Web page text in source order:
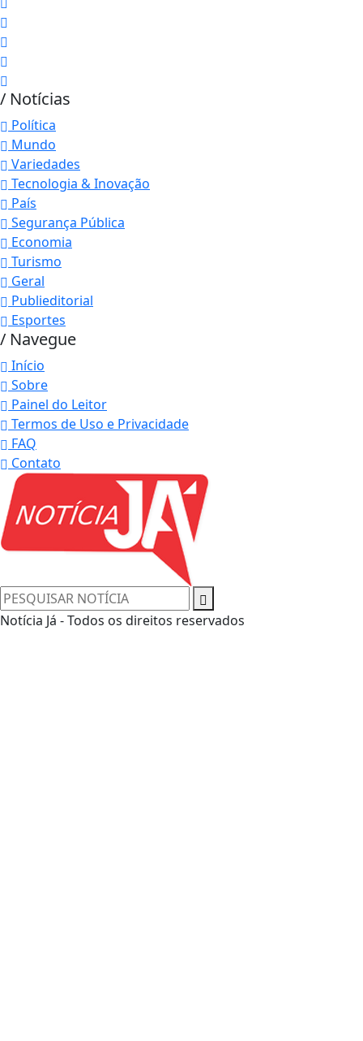
/ Notícias
Política
Mundo
Variedades
Tecnologia & Inovação
País
Segurança Pública
Economia
Turismo
Geral
Publieditorial
Esportes
/ Navegue
Início
Sobre
Painel do Leitor
Termos de Uso e Privacidade
FAQ
Contato
Notícia Já - Todos os direitos reservados